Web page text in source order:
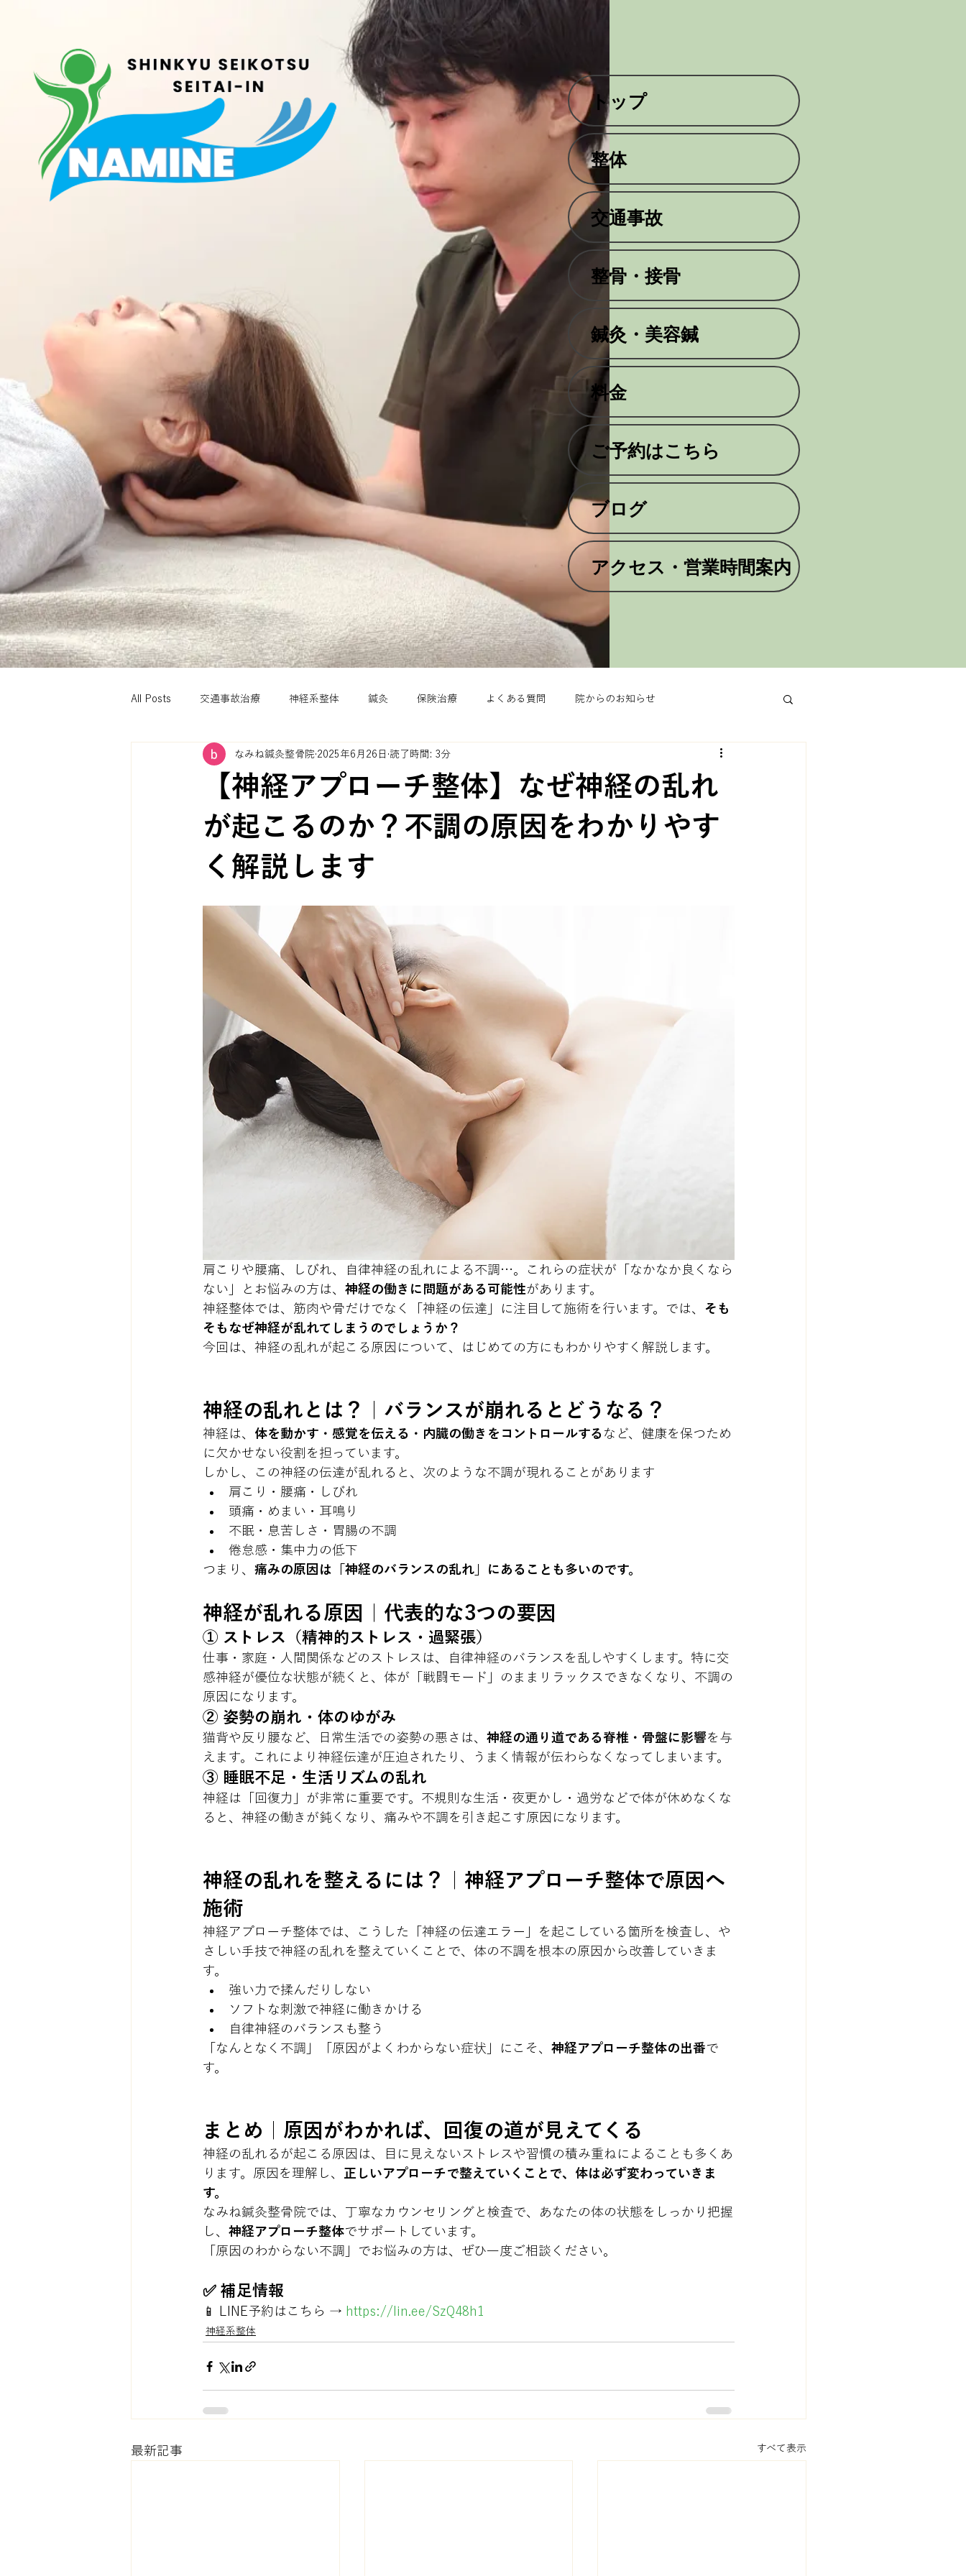
トップ
整体
交通事故
整骨・接骨
鍼灸・美容鍼
料金
ご予約はこちら
ブログ
アクセス・営業時間案内
All Posts 交通事故治療 神経系整体 鍼灸 保険治療 よくある質問 院からのお知らせ
【神経アプローチ整体】なぜ神経の乱れ
が起こるのか？不調の原因をわかりやす
く解説します
なみね鍼灸整骨院 2025年6月26日 読了時間: 3分
肩こりや腰痛、しびれ、自律神経の乱れによる不調…。これらの症状が「なかなか良くなら
ない」とお悩みの方は、 神経の働きに問題がある可能性があります。
神経整体では、筋肉や骨だけでなく「神経の伝達」に注目して施術を行います。では、
そも
そもなぜ神経が乱れてしまうのでしょうか？
今回は、神経の乱れが起こる原因について、はじめての方にもわかりやすく解説します。
神経の乱れとは？｜バランスが崩れるとどうなる？
神経は、 体を動かす・感覚を伝える・内臓の働きをコントロールする など、健康を保つため
に欠かせない役割を担っています。
しかし、この神経の伝達が乱れると、次のような不調が現れることがあります
肩こり・腰痛・しびれ
頭痛・めまい・耳鳴り
不眠・息苦しさ・胃腸の不調
倦怠感・集中力の低下
つまり、 痛みの原因は「神経のバランスの乱れ」にあることも多いのです。
神経が乱れる原因｜代表的な3つの要因
① ストレス（精神的ストレス・過緊張）
仕事・家庭・人間関係などのストレスは、自律神経のバランスを乱しやすくします。特に交
感神経が優位な状態が続くと、体が「戦闘モード」のままリラックスできなくなり、不調の
原因になります。
② 姿勢の崩れ・体のゆがみ
猫背や反り腰など、日常生活での姿勢の悪さは、 神経の通り道である脊椎・骨盤に影響を与
えます。これにより神経伝達が圧迫されたり、うまく情報が伝わらなくなってしまいます。
③ 睡眠不足・生活リズムの乱れ
神経は「回復力」が非常に重要です。不規則な生活・夜更かし・過労などで体が休めなくな
ると、神経の働きが鈍くなり、痛みや不調を引き起こす原因になります。
神経の乱れを整えるには？｜神経アプローチ整体で原因へ
施術
神経アプローチ整体では、こうした「神経の伝達エラー」を起こしている箇所を検査し、や
さしい手技で神経の乱れを整えていくことで、体の不調を根本の原因から改善していきま
す。
強い力で揉んだりしない
ソフトな刺激で神経に働きかける
自律神経のバランスも整う
「なんとなく不調」「原因がよくわからない症状」にこそ、 神経アプローチ整体の出番で
す。
まとめ｜原因がわかれば、回復の道が見えてくる
神経の乱れるが起こる原因は、目に見えないストレスや習慣の積み重ねによることも多くあ
ります。原因を理解し、 正しいアプローチで整えていくことで、体は必ず変わっていきま
す。
なみね鍼灸整骨院では、丁寧なカウンセリングと検査で、あなたの体の状態をしっかり把握
し、 神経アプローチ整体でサポートしています。
「原因のわからない不調」でお悩みの方は、ぜひ一度ご相談ください。
✅ 補足情報
📱 LINE予約はこちら → https://lin.ee/SzQ48h1
神経系整体
最新記事 すべて表示